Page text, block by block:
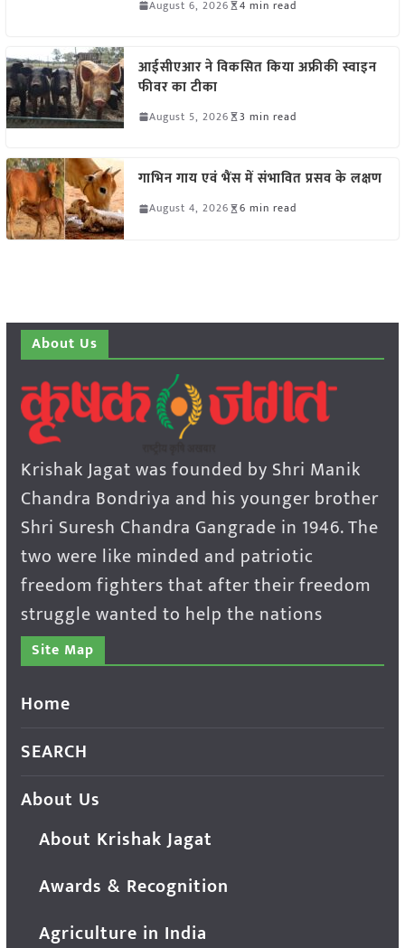
August 6, 2026 4 min read
आईसीएआर ने विकसित किया अफ्रीकी स्वाइन
फीवर का टीका
August 5, 2026 3 min read
गाभिन गाय एवं भैंस में संभावित प्रसव के लक्षण
August 4, 2026 6 min read
About Us
Krishak Jagat was founded by Shri Manik
Chandra Bondriya and his younger brother
Shri Suresh Chandra Gangrade in 1946. The
two were like minded and patriotic
freedom fighters that after their freedom
struggle wanted to help the nations
Site Map
Home
SEARCH
About Us
About Krishak Jagat
Awards & Recognition
Agriculture in India